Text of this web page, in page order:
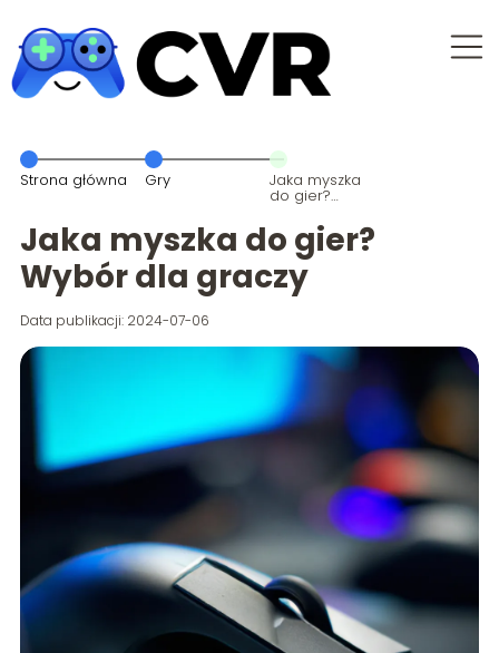
Strona główna Gry Jaka myszka
do gier?
Wybór dla
graczy
Jaka myszka do gier?
Wybór dla graczy
Data publikacji: 2024-07-06